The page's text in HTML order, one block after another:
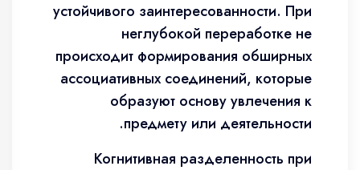
устойчивого заинтересованности. При
неглубокой переработке не
происходит формирования обширных
ассоциативных соединений, которые
образуют основу увлечения к
предмету или деятельности.
Когнитивная разделенность при